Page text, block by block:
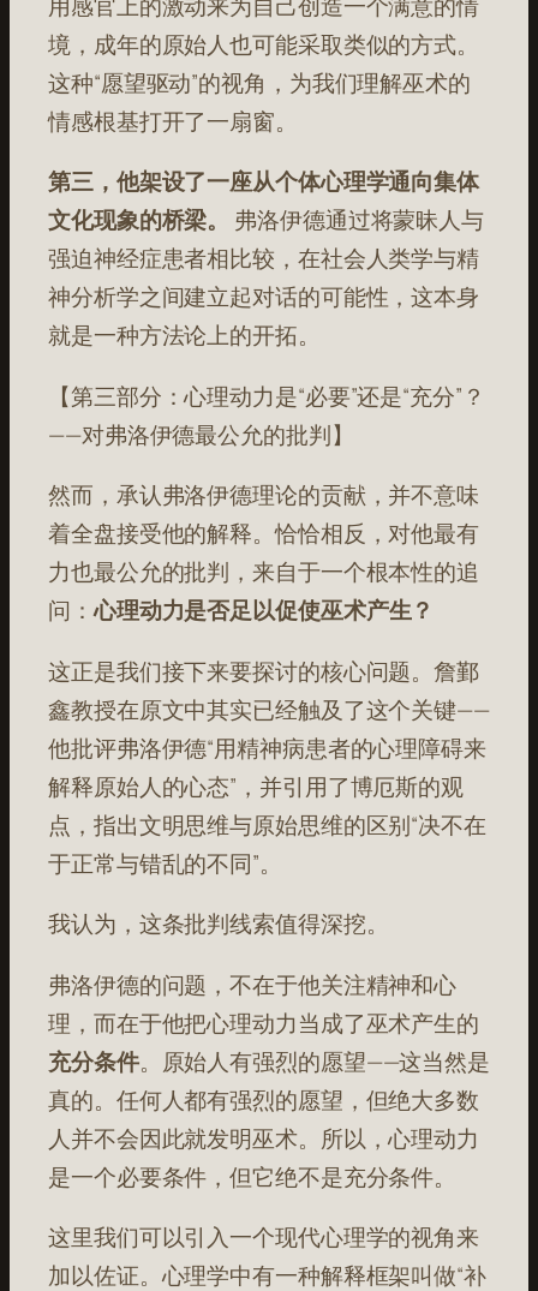
境，成年的原始人也可能采取类似的方式。
这种“愿望驱动”的视角，为我们理解巫术的
情感根基打开了一扇窗。
第三，他架设了一座从个体心理学通向集体
文化现象的桥梁。
弗洛伊德通过将蒙昧人与
强迫神经症患者相比较，在社会人类学与精
神分析学之间建立起对话的可能性，这本身
就是一种方法论上的开拓。
【第三部分：心理动力是“必要”还是“充分”？
——对弗洛伊德最公允的批判】
然而，承认弗洛伊德理论的贡献，并不意味
着全盘接受他的解释。恰恰相反，对他最有
力也最公允的批判，来自于一个根本性的追
问：心理动力是否足以促使巫术产生？
这正是我们接下来要探讨的核心问题。詹鄞
鑫教授在原文中其实已经触及了这个关键——
他批评弗洛伊德“用精神病患者的心理障碍来
解释原始人的心态”，并引用了博厄斯的观
点，指出文明思维与原始思维的区别“决不在
于正常与错乱的不同”。
我认为，这条批判线索值得深挖。
弗洛伊德的问题，不在于他关注精神和心
理，而在于他把心理动力当成了巫术产生的
充分条件。原始人有强烈的愿望——这当然是
真的。任何人都有强烈的愿望，但绝大多数
人并不会因此就发明巫术。所以，心理动力
是一个必要条件，但它绝不是充分条件。
这里我们可以引入一个现代心理学的视角来
加以佐证。心理学中有一种解释框架叫做“补